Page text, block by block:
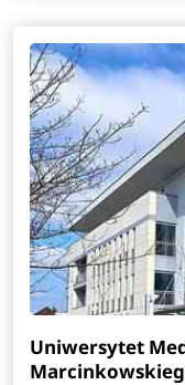
Uniwersytet